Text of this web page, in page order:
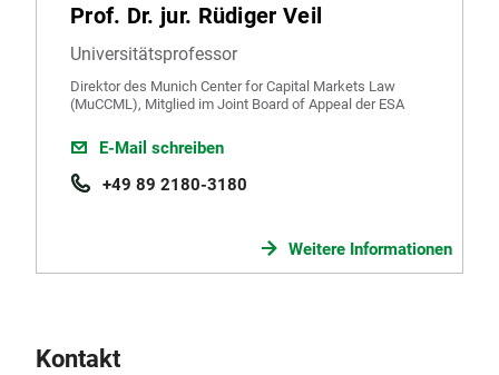
Prof. Dr. jur. Rüdiger Veil
Universitätsprofessor
Direktor des Munich Center for Capital Markets Law
(MuCCML), Mitglied im Joint Board of Appeal der ESA
E-Mail schreiben
+49 89 2180-3180
Weitere Informationen
Kontakt